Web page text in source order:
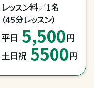
レッスン料／1名
（45分レッスン）
平日 5,500円
土日祝 5500円